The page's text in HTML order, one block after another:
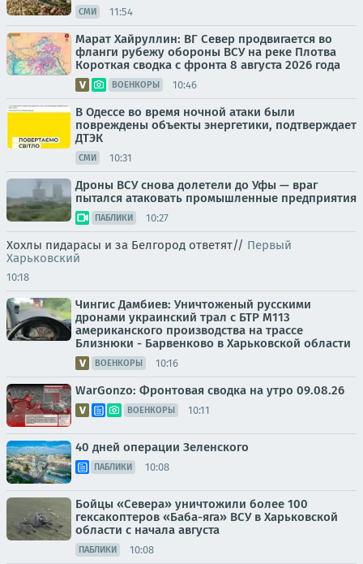
СМИ 11:54
Марат Хайруллин: ВГ Север продвигается во
фланги рубежу обороны ВСУ на реке Плотва
Короткая сводка с фронта 8 августа 2026 года
ВОЕНКОРЫ 10:46
В Одессе во время ночной атаки были
повреждены объекты энергетики, подтверждает
ДТЭК
СМИ 10:31
Дроны ВСУ снова долетели до Уфы — враг
пытался атаковать промышленные предприятия
ПАБЛИКИ 10:27
Хохлы пидарасы и за Белгород ответят// Первый
Харьковский
10:18
Чингис Дамбиев: Уничтоженый русскими
дронами украинский трал с БТР М113
американского производства на трассе
Близнюки - Барвенково в Харьковской области
ВОЕНКОРЫ 10:16
WarGonzo: Фронтовая сводка на утро 09.08.26
ВОЕНКОРЫ 10:11
40 дней операции Зеленского
ПАБЛИКИ 10:08
Бойцы «Севера» уничтожили более 100
гексакоптеров «Баба-яга» ВСУ в Харьковской
области с начала августа
ПАБЛИКИ 10:08